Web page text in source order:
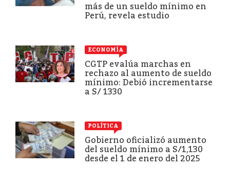
más de un sueldo mínimo en
Perú, revela estudio
ECONOMÍA
CGTP evalúa marchas en
rechazo al aumento de sueldo
mínimo: Debió incrementarse
a S/ 1330
POLÍTICA
Gobierno oficializó aumento
del sueldo mínimo a S/1,130
desde el 1 de enero del 2025